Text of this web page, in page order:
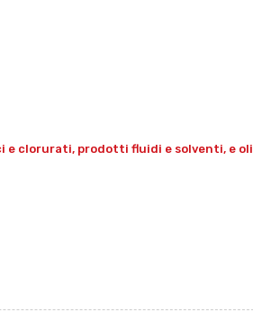
e clorurati, prodotti fluidi e solventi, e oli